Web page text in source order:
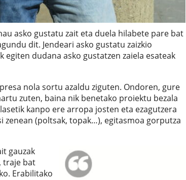
asko gustatu zait eta duela hilabete pare bat
dit. Jendeari asko gustatu zaizkio
egiten dudana asko gustatzen zaiela esateak
nola sortu azaldu ziguten. Ondoren, gure
zuten, baina nik benetako proiektu bezala
kanpo ere arropa josten eta ezagutzera
zenean (poltsak, topak…), egitasmoa gorputza
gauzak
traje bat
Erabilitako